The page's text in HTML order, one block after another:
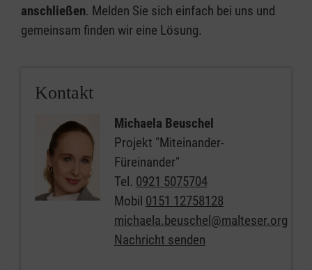
anschließen. Melden Sie sich einfach bei uns und
gemeinsam finden wir eine Lösung.
Kontakt
Michaela Beuschel
Projekt "Miteinander-
Füreinander"
Tel. 0921 5075704
Mobil 0151 12758128
michaela.beuschel@malteser.org
Nachricht senden